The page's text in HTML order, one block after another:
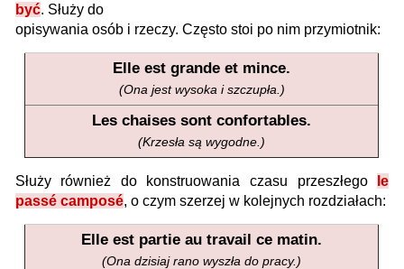
być. Służy do
opisywania osób i rzeczy. Często stoi po nim przymiotnik:
Elle est grande et mince.
(Ona jest wysoka i szczupła.)
Les chaises sont confortables.
(Krzesła są wygodne.)
Służy również do konstruowania czasu przeszłego
le
passé camposé, o czym szerzej w kolejnych rozdziałach:
Elle est partie au travail ce matin.
(Ona dzisiaj rano wyszła do pracy.)